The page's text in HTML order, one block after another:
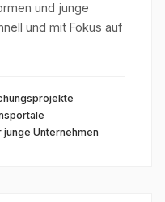
und junge
und mit Fokus auf
Unternehmen